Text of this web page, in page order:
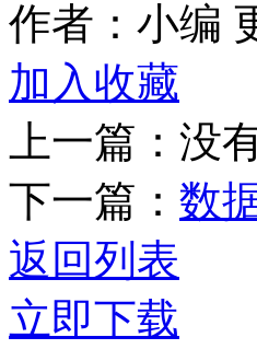
作者：小编
加入收藏
上一篇：没
下一篇： 数
返回列表
立即下载